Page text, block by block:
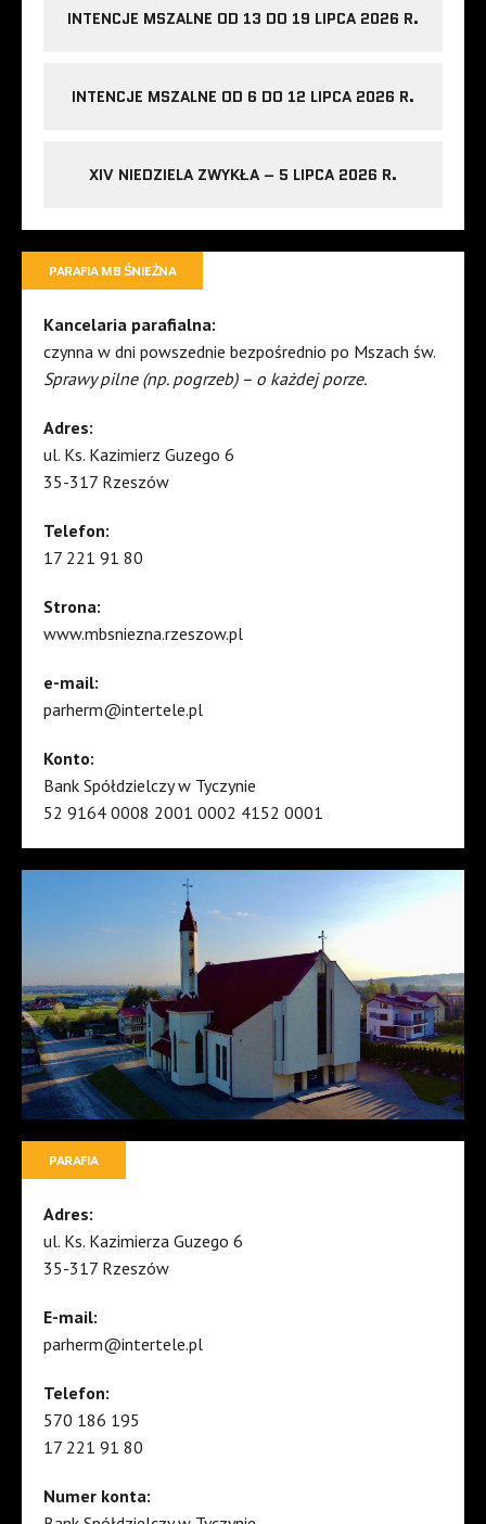
INTENCJE MSZALNE OD 13 DO 19 LIPCA 2026 R.
INTENCJE MSZALNE OD 6 DO 12 LIPCA 2026 R.
XIV NIEDZIELA ZWYKŁA – 5 LIPCA 2026 R.
PARAFIA MB ŚNIEŻNA
Kancelaria parafialna:
czynna w dni powszednie bezpośrednio po Mszach św.
Sprawy pilne (np. pogrzeb) – o każdej porze.
Adres:
ul. Ks. Kazimierz Guzego 6
35-317 Rzeszów
Telefon:
17 221 91 80
Strona:
www.mbsniezna.rzeszow.pl
e-mail:
parherm@intertele.pl
Konto:
Bank Spółdzielczy w Tyczynie
52 9164 0008 2001 0002 4152 0001
PARAFIA
Adres:
ul. Ks. Kazimierza Guzego 6
35-317 Rzeszów
E-mail:
parherm@intertele.pl
Telefon:
570 186 195
17 221 91 80
Numer konta: